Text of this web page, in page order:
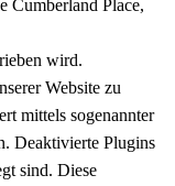
Cumberland Place,
wird.
Website zu
mittels sogenannter
Deaktivierte Plugins
sind. Diese